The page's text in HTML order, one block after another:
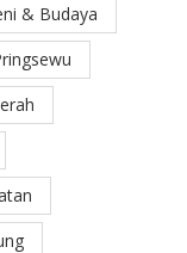
& Budaya